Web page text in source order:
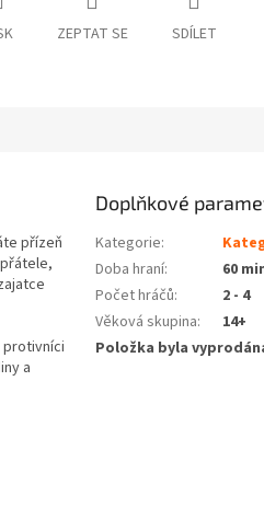
ZEPTAT SE SDÍLET
přízeň
protivníci
a
Doplňkové
Kategorie:
Doba hraní:
60
Počet hráčů:
2 - 4
Věková skupina:
14+
Položka byla